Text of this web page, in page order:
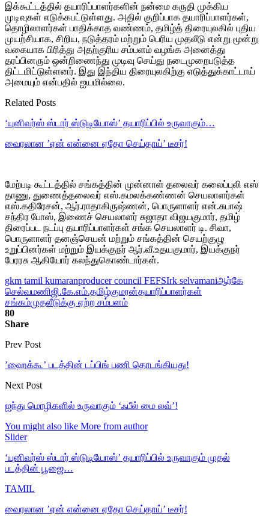
இக்கூட்டத்தில் தயாரிப்பாளர்களின் நன்மை கருதி முக்கிய
முடிவுகள் எடுக்கபட்டுள்ளது. அதில் குறிப்பாக தயாரிப்பாளர்கள்,
தொழிலாளர்கள் பாதிக்காத வண்ணம், தமிழ்த் திரையுலகில் புதிய
முயற்சியாக, சிறிய, நடுத்தரம் மற்றும் பெரிய முதலீடு என்று மூன்று
வகையாக பிரித்து அதற்குரிய சம்பளம் வழங்க அனைத்து
தரப்பினரும் ஒன்றிணைந்து முடிவு செய்து நடைமுறைபடுத்த
திட்டமிட்டுள்ளனர். இது இந்திய திரையுலகிற்கு எடுத்துக்காட்டாய்
அமையும் என்பதில் ஐயமில்லை.
Related Posts
‘யுனிவர்ஸ் ஸ்டார் ஸ்டுடியோஸ்’ தயாரிப்பில் உருவாகும்…
வைரலான ’ஏன் என்னை ஏதோ செய்தாய்’ டீசர்!
மேற்படி கூட்டத்தில் சங்கத்தின் முன்னாள் தலைவர் கலைப்புலி எஸ்
தாணு, துணைத்தலைவர் எஸ்.கமலக்கண்ணன் செயலாளர்கள்
எஸ்.கதிரேசன், ஆர்.ராதாகிருஷ்ணன், பொருளாளர் என்.சுபாஷ்
சந்திர போஸ், இணைச் செயலாளர் சுஜாதா விஜயகுமார், தமிழ்
திரைப்பட நடப்பு தயாரிப்பாளர்கள் சங்க செயலாளர் டி. சிவா,
பொருளாளர் தனஞ்செயன் மற்றும் சங்கத்தின் செயற்குழு
உறுப்பினர்கள் மற்றும் இயக்குநர் ஆர்.வீ.உதயகுமார், இயக்குநர்
பேரரசு ஆகியோர் கலந்துகொண்டார்கள்.
gkm tamil kumaranproducer council FEFSIrk selvamaniஆர்கே
செல்வமணிஜி.கே.எம்.தமிழ்குமரன்தயாரிப்பாளர்கள்
சங்கம்முதலீடுக்கு ஏற்ற சம்பளம்
80
Share
Prev Post
’ஹைக்கூ’ படத்தின் டப்பிங் பணி தொடங்கியது!
Next Post
ஐந்து மொழிகளில் உருவாகும் ‘ஃபீல் மை லவ்’!
You might also like More from author
Slider
‘யுனிவர்ஸ் ஸ்டார் ஸ்டுடியோஸ்’ தயாரிப்பில் உருவாகும் முதல்
படத்தின் பூஜை…
TAMIL
வைரலான ’ஏன் என்னை ஏதோ செய்தாய்’ டீசர்!